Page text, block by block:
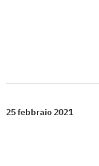
25 febbraio 2021